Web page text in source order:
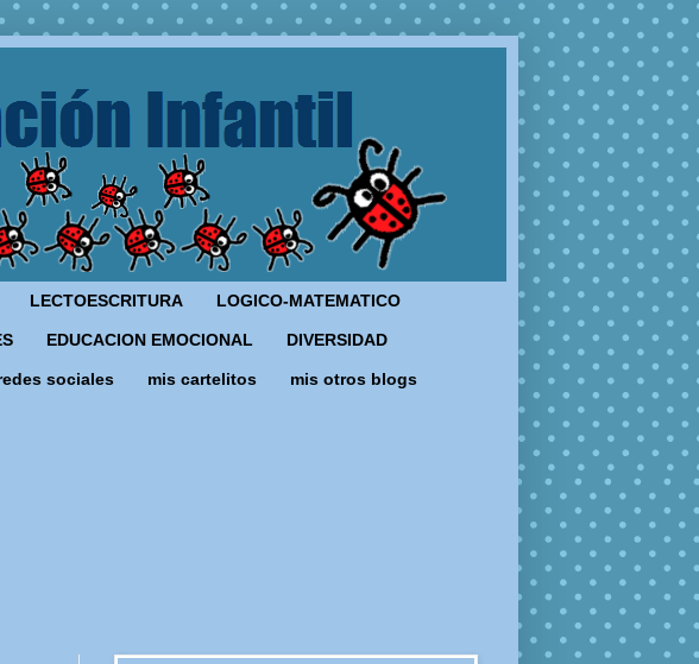
LECTOESCRITURA LOGICO-MATEMATICO
EDUCACION EMOCIONAL DIVERSIDAD
sociales mis cartelitos mis otros blogs